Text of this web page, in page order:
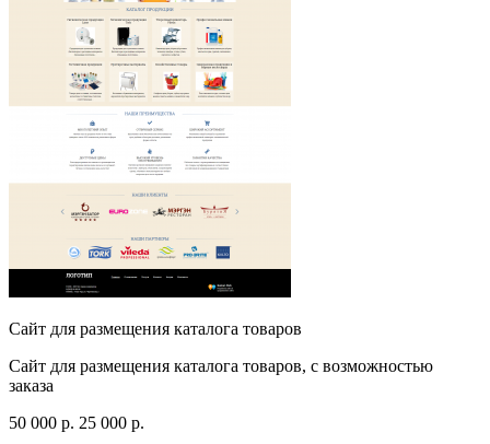
Сайт для размещения каталога товаров
Сайт для размещения каталога товаров, с возможностью
заказа
50 000 p. 25 000 p.